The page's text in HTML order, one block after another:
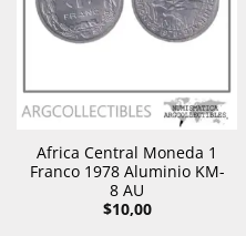
Africa Central Moneda 1
Franco 1978 Aluminio KM-
8 AU
$10,00